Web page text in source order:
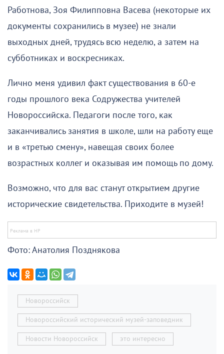
Работнова, Зоя Филипповна Васева (некоторые их
документы сохранились в музее) не знали
выходных дней, трудясь всю неделю, а затем на
субботниках и воскресниках.
Лично меня удивил факт существования в 60-е
годы прошлого века Содружества учителей
Новороссийска. Педагоги после того, как
заканчивались занятия в школе, шли на работу еще
и в «третью смену», навещая своих более
возрастных коллег и оказывая им помощь по дому.
Возможно, что для вас станут открытием другие
исторические свидетельства. Приходите в музей!
Фото: Анатолия Позднякова
Новороссийск
Новороссийский исторический музей-заповедник
Новости Новороссийск это интересно